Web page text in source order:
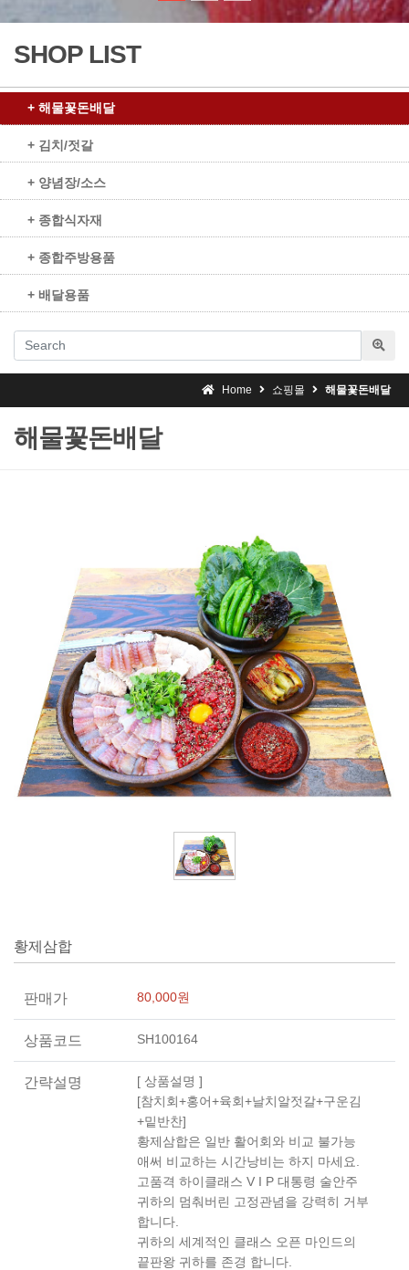
SHOP LIST
+ 해물꽃돈배달
+ 김치/젓갈
+ 양념장/소스
+ 종합식자재
+ 종합주방용품
+ 배달용품
Home 쇼핑몰 해물꽃돈배달
해물꽃돈배달
황제삼합
판매가 80,000원
상품코드 SH100164
간략설명
[ 상품설명 ]
[참치회+홍어+육회+날치알젓갈+구운김
+밑반찬]
황제삼합은 일반 활어회와 비교 불가능
애써 비교하는 시간낭비는 하지 마세요.
고품격 하이클래스 V I P 대통령 술안주
귀하의 멈춰버린 고정관념을 강력히 거부
합니다.
귀하의 세계적인 클래스 오픈 마인드의
끝판왕 귀하를 존경 합니다.